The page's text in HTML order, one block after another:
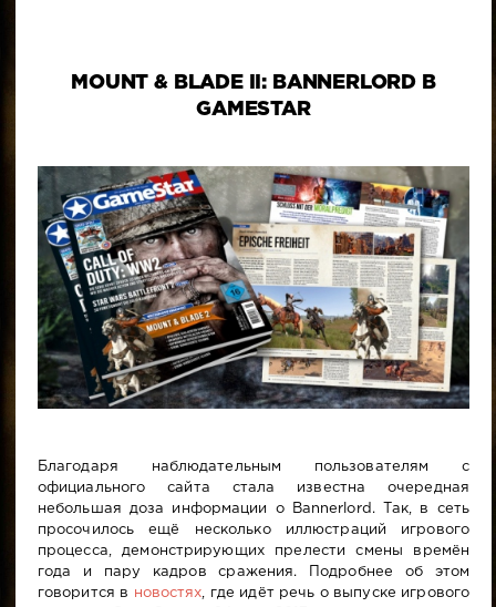
MOUNT & BLADE II: BANNERLORD В
GAMESTAR
Благодаря наблюдательным пользователям с
официального сайта стала известна очередная
небольшая доза информации о Bannerlord. Так, в сеть
просочилось ещё несколько иллюстраций игрового
процесса, демонстрирующих прелести смены времён
года и пару кадров сражения. Подробнее об этом
говорится в
новостях , где идёт речь о выпуске игрового